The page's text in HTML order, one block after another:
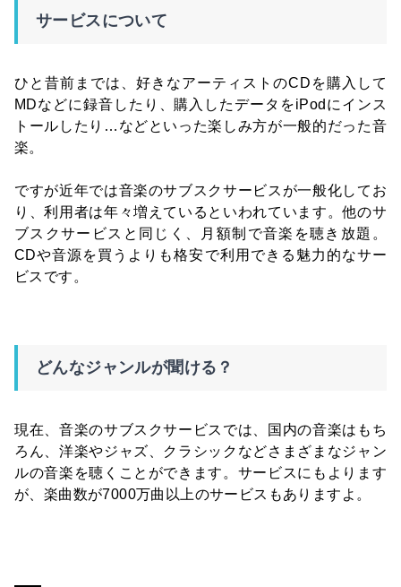
サービスについて
ひと昔前までは、好きなアーティストのCDを購入して
MDなどに録音したり、購入したデータをiPodにインス
トールしたり…などといった楽しみ方が一般的だった音
楽。
ですが近年では音楽のサブスクサービスが一般化してお
り、利用者は年々増えているといわれています。他のサ
ブスクサービスと同じく、月額制で音楽を聴き放題。
CDや音源を買うよりも格安で利用できる魅力的なサー
ビスです。
どんなジャンルが聞ける？
現在、音楽のサブスクサービスでは、国内の音楽はもち
ろん、洋楽やジャズ、クラシックなどさまざまなジャン
ルの音楽を聴くことができます。サービスにもよります
が、楽曲数が7000万曲以上のサービスもありますよ。